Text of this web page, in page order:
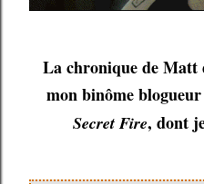
La chronique de Matt
mon binôme
Secret Fire, dont